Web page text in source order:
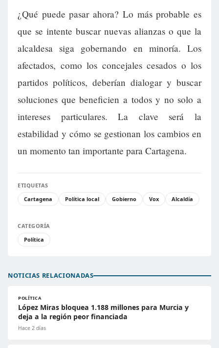
¿Qué puede pasar ahora? Lo más probable es
que se intente buscar nuevas alianzas o que la
alcaldesa siga gobernando en minoría. Los
afectados, como los concejales cesados o los
partidos políticos, deberían dialogar y buscar
soluciones que beneficien a todos y no solo a
intereses particulares. La clave será la
estabilidad y cómo se gestionan los cambios en
un momento tan importante para Cartagena.
ETIQUETAS
Cartagena
Política local Gobierno Vox Alcaldía
CATEGORÍA
Política
NOTICIAS RELACIONADAS
POLÍTICA
López Miras bloquea 1.188 millones para Murcia y
deja a la región peor financiada
Hace 2 días